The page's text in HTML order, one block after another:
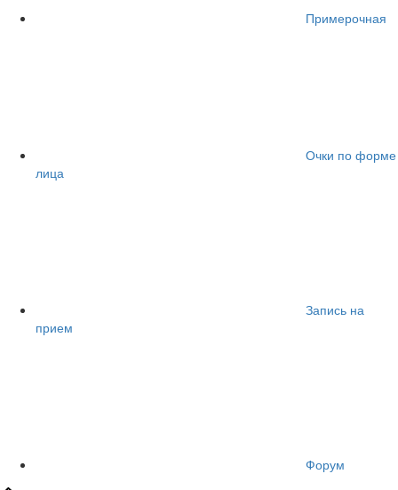
Примерочная
Очки по форме
лица
Запись на
прием
Форум